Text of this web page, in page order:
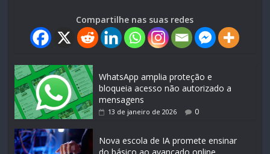
Compartilhe nas suas redes
WhatsApp amplia proteção e
bloqueia acesso não autorizado a
mensagens
13 de janeiro de 2026 0
Nova escola de IA promete ensinar